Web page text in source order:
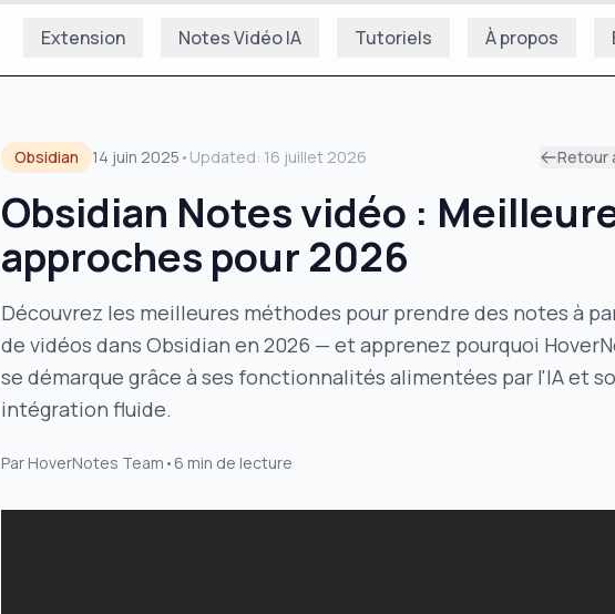
Extension Notes Vidéo IA Tutoriels À propos
Obsidian 14 juin 2025 • Updated: 16 juillet 2026 Retour
Obsidian Notes vidéo :
approches pour 2026
Découvrez les meilleures méthodes pour prendre des notes à
de vidéos dans Obsidian en 2026 — et apprenez pourquoi
se démarque grâce à ses fonctionnalités alimentées par l'IA et
intégration fluide.
Par HoverNotes Team • 6 min de lecture